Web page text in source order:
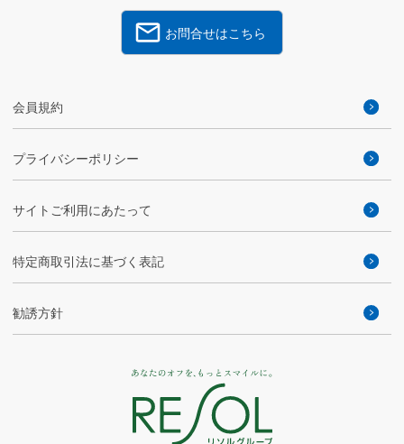
お問合せはこちら
会員規約
プライバシーポリシー
サイトご利用にあたって
特定商取引法に基づく表記
勧誘方針